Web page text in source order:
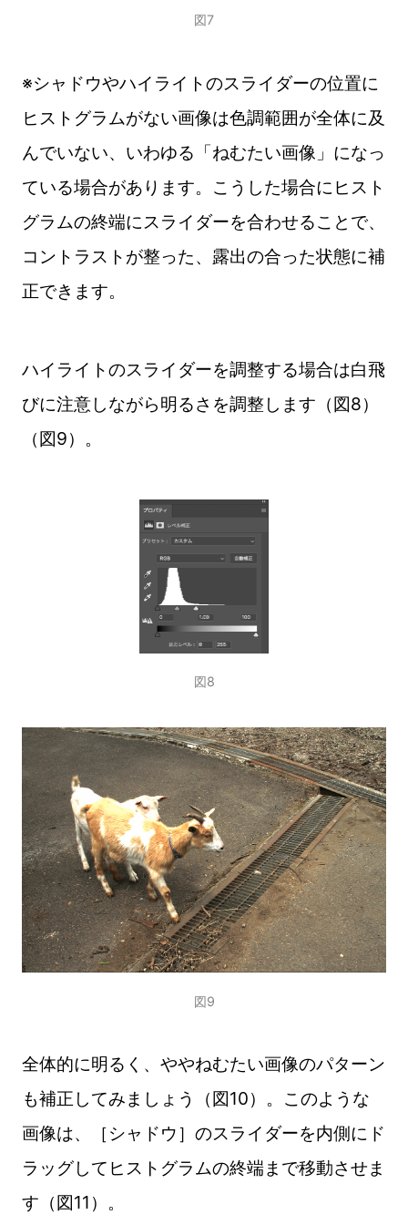
図7
※シャドウやハイライトのスライダーの位置に
ヒストグラムがない画像は色調範囲が全体に及
んでいない、いわゆる「ねむたい画像」になっ
ている場合があります。こうした場合にヒスト
グラムの終端にスライダーを合わせることで、
コントラストが整った、露出の合った状態に補
正できます。
ハイライトのスライダーを調整する場合は白飛
びに注意しながら明るさを調整します（図8）
（図9）。
図8
図9
全体的に明るく、ややねむたい画像のパターン
も補正してみましょう（図10）。このような
画像は、［シャドウ］のスライダーを内側にド
ラッグしてヒストグラムの終端まで移動させま
す（図11）。